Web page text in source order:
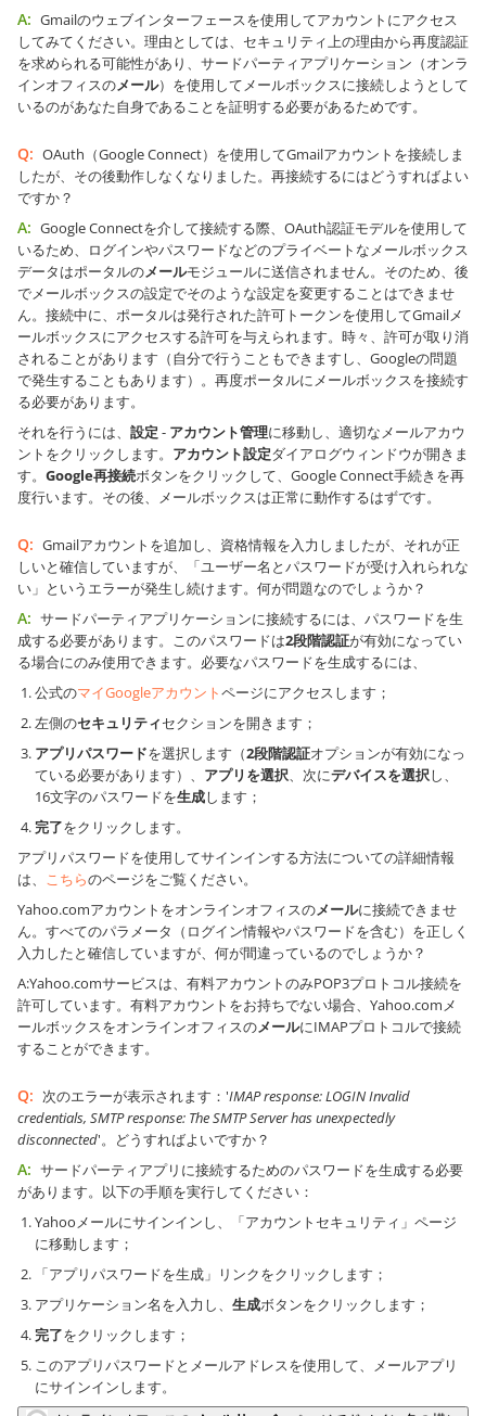
A: Gmailのウェブインターフェースを使用してアカウントにアクセス
してみてください。理由としては、セキュリティ上の理由から再度認証
を求められる可能性があり、サードパーティアプリケーション（オンラ
インオフィスのメール）を使用してメールボックスに接続しようとして
いるのがあなた自身であることを証明する必要があるためです。
Q: OAuth（Google Connect）を使用してGmailアカウントを接続しま
したが、その後動作しなくなりました。再接続するにはどうすればよい
ですか？
A: Google Connectを介して接続する際、OAuth認証モデルを使用して
いるため、ログインやパスワードなどのプライベートなメールボックス
データはポータルのメールモジュールに送信されません。そのため、後
でメールボックスの設定でそのような設定を変更することはできませ
ん。接続中に、ポータルは発行された許可トークンを使用してGmailメ
ールボックスにアクセスする許可を与えられます。時々、許可が取り消
されることがあります（自分で行うこともできますし、Googleの問題
で発生することもあります）。再度ポータルにメールボックスを接続す
る必要があります。
それを行うには、 設定 - アカウント管理に移動し、適切なメールアカウ
ントをクリックします。 アカウント設定ダイアログウィンドウが開きま
す。 Google再接続ボタンをクリックして、Google Connect手続きを再
度行います。その後、メールボックスは正常に動作するはずです。
Q: Gmailアカウントを追加し、資格情報を入力しましたが、それが正
しいと確信していますが、「ユーザー名とパスワードが受け入れられな
い」というエラーが発生し続けます。何が問題なのでしょうか？
A: サードパーティアプリケーションに接続するには、パスワードを生
成する必要があります。このパスワードは2段階認証が有効になってい
る場合にのみ使用できます。必要なパスワードを生成するには、
公式のマイGoogleアカウントページにアクセスします；
左側のセキュリティセクションを開きます；
アプリパスワードを選択します（2段階認証オプションが有効になっ
ている必要があります）、 アプリを選択、次にデバイスを選択し、
16文字のパスワードを生成します；
完了をクリックします。
アプリパスワードを使用してサインインする方法についての詳細情報
は、 こちらのページをご覧ください。
Yahoo.comアカウントをオンラインオフィスのメールに接続できませ
ん。すべてのパラメータ（ログイン情報やパスワードを含む）を正しく
入力したと確信していますが、何が間違っているのでしょうか？
A:Yahoo.comサービスは、有料アカウントのみPOP3プロトコル接続を
許可しています。有料アカウントをお持ちでない場合、Yahoo.comメ
ールボックスをオンラインオフィスのメールにIMAPプロトコルで接続
することができます。
Q: 次のエラーが表示されます：'IMAP response: LOGIN Invalid
credentials, SMTP response: The SMTP Server has unexpectedly
disconnected'。どうすればよいですか？
A: サードパーティアプリに接続するためのパスワードを生成する必要
があります。以下の手順を実行してください：
Yahooメールにサインインし、「アカウントセキュリティ」ページ
に移動します；
「アプリパスワードを生成」リンクをクリックします；
アプリケーション名を入力し、 生成ボタンをクリックします；
完了をクリックします；
このアプリパスワードとメールアドレスを使用して、メールアプリ
にサインインします。